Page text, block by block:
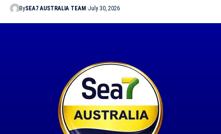
BySEA7 AUSTRALIA TEAM July 30, 2026